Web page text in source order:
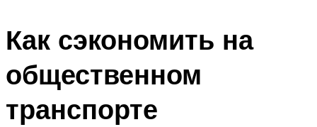
Как сэкономить на
общественном
транспорте